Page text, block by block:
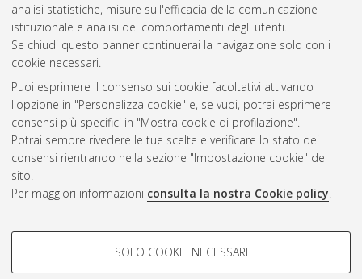
analisi statistiche, misure sull'efficacia della comunicazione
istituzionale e analisi dei comportamenti degli utenti.
Se chiudi questo banner continuerai la navigazione solo con i
cookie necessari.
Puoi esprimere il consenso sui cookie facoltativi attivando
l'opzione in "Personalizza cookie" e, se vuoi, potrai esprimere
consensi più specifici in "Mostra cookie di profilazione".
Potrai sempre rivedere le tue scelte e verificare lo stato dei
consensi rientrando nella sezione "Impostazione cookie" del
sito.
Per maggiori informazioni consulta la nostra Cookie policy.
COOKIE DI PROFILAZIONE -
SOLO COOKIE NECESSARI
Gestione del documento:
Atom
Rss 1.0
Rss 2.0
AMS Laurea
Impostazioni Cookie
Informativa sulla privacy
Condizioni d’uso del sito